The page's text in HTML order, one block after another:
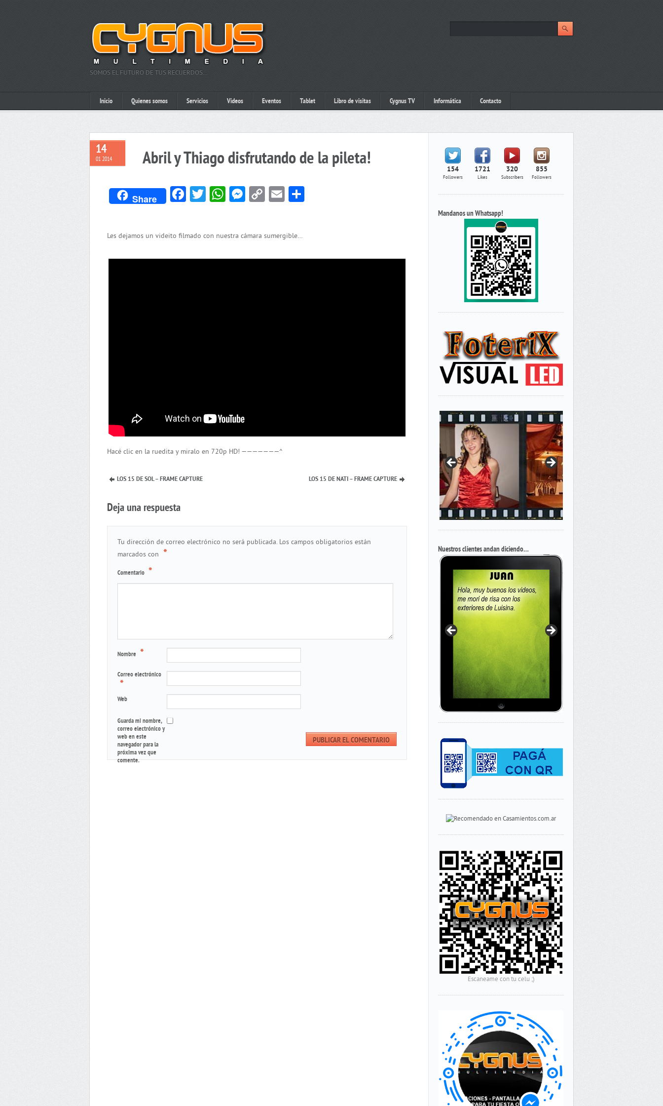
SOMOS EL FUTURO DE TUS RECUERDOS…
Inicio Quienes somos Servicios Videos Eventos Tablet Libro de visitas Cygnus TV Informática Contacto
14
01 2014 Abril y Thiago disfrutando de la pileta!
Share Facebook
Twitter
WhatsApp
Messenger
CopyEmail
Les dejamos un videito filmado con nuestra cámara sumergible…
Hacé clic en la ruedita y miralo en 720p HD! ———————^
LOS 15 DE SOL – FRAME CAPTURE LOS 15 DE NATI – FRAME CAPTURE
Deja una respuesta
Tu dirección de correo electrónico no será publicada. Los campos obligatorios están
marcados con *
Comentario *
Nombre *
Correo electrónico
*
Web
Guarda mi nombre,
correo electrónico y
web en este
navegador para la
próxima vez que
comente.
154
Followers
1721
Likes
320
Subscribers
855
Followers
Mandanos un Whatsapp!
Nuestros clientes andan diciendo…
Escaneame con tu celu ;)